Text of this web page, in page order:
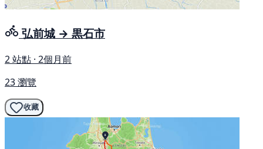
弘前城 → 黒石市
2 站點 · 2個月前
23 瀏覽
收藏